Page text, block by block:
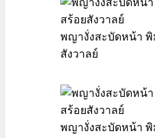
พญางั่งสะบัดหน้า พิ
สังวาลย์
พญางั่งสะบัดหน้า พิ